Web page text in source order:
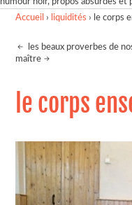
Accueil › liquidités › le corps
les beaux proverbes de
maître
le corps